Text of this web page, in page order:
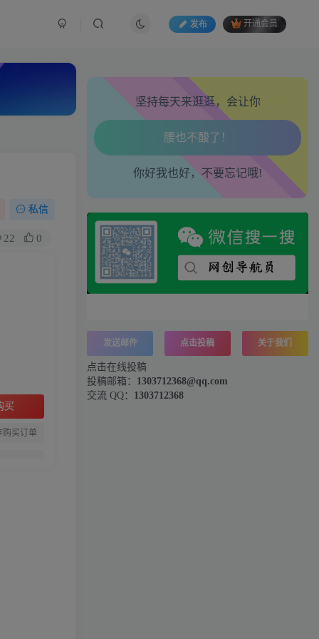
发布 开通会员
私信
22 0
买
购买订单
坚持每天来逛逛，会让你
心情也舒畅了！
腿也不痛了！
腰也不酸了！
工作也轻松了！
你好我也好，不要忘记哦!
发送邮件 点击投稿 关于我们
点击在线投稿
投稿邮箱： 1303712368@qq.com
交流 QQ： 1303712368